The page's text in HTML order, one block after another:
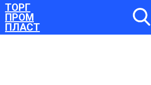
ТОРГ
ПРОМ
ПЛАСТ